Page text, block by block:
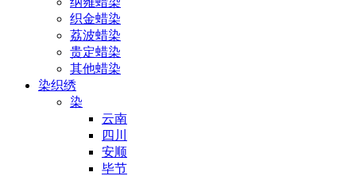
织金蜡染
荔波蜡染
贵定蜡染
其他蜡染
染织绣
染
云南
四川
安顺
毕节